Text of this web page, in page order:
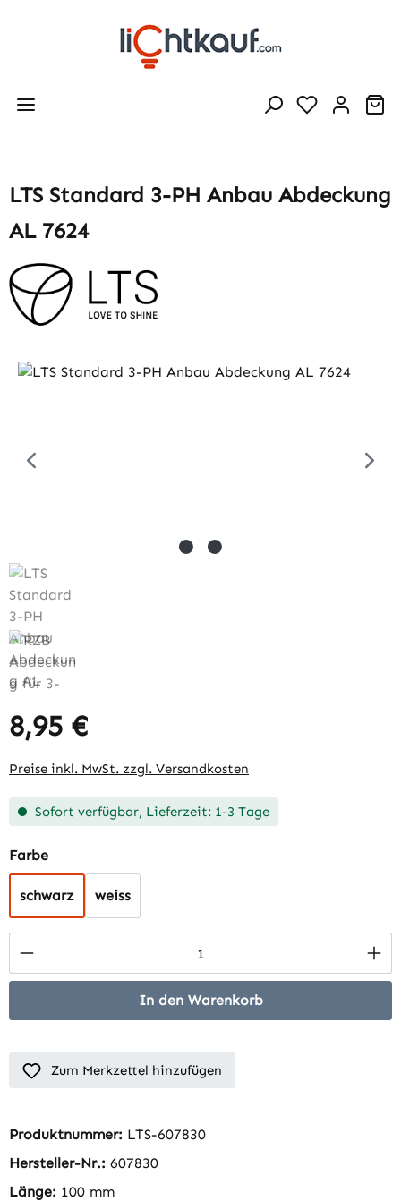
Zum Hauptinhalt springen
LTS Standard 3-PH Anbau Abdeckung
AL 7624
Bildergalerie überspringen
Regulärer Preis:
8,95 €
Preise inkl. MwSt. zzgl. Versandkosten
Sofort verfügbar, Lieferzeit: 1-3 Tage
Farbeauswählen
schwarz weiss
Produkt Anzahl: Gib den gewünschten
In den Warenkorb
Zum Merkzettel hinzufügen
Produktnummer: LTS-607830
Hersteller-Nr.: 607830
Länge: 100 mm